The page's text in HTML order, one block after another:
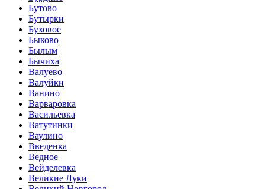
Бутово
Бутырки
Буховое
Быково
Былым
Бычиха
Валуево
Валуйки
Ванино
Варваровка
Васильевка
Ватутинки
Ваулино
Введенка
Ведное
Вейделевка
Великие Луки